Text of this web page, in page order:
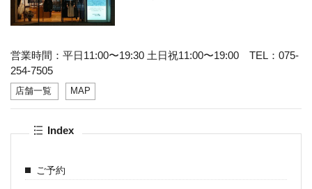
営業時間：平日11:00〜19:30 土日祝11:00〜19:00 TEL：075-
254-7505
店舗一覧 MAP
Index
ご予約